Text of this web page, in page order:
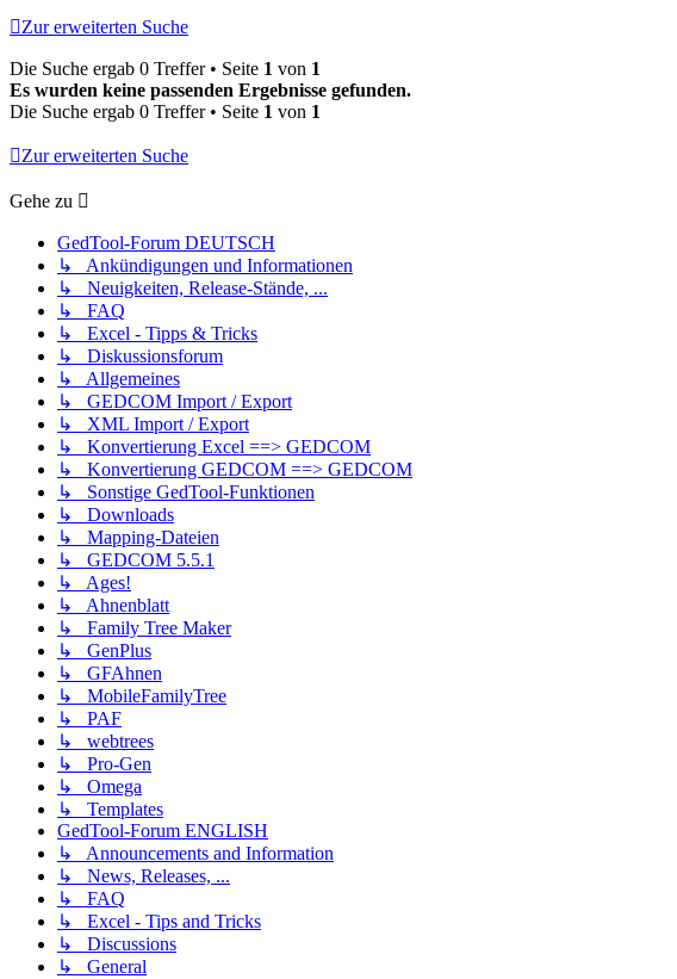
Zur erweiterten Suche
Die Suche ergab 0 Treffer • Seite 1 von 1
Es wurden keine passenden Ergebnisse gefunden.
Die Suche ergab 0 Treffer • Seite 1 von 1
Zur erweiterten Suche
Gehe zu
GedTool-Forum DEUTSCH
↳ Ankündigungen und Informationen
↳ Neuigkeiten, Release-Stände, ...
↳ FAQ
↳ Excel - Tipps & Tricks
↳ Diskussionsforum
↳ Allgemeines
↳ GEDCOM Import / Export
↳ XML Import / Export
↳ Konvertierung Excel ==> GEDCOM
↳ Konvertierung GEDCOM ==> GEDCOM
↳ Sonstige GedTool-Funktionen
↳ Downloads
↳ Mapping-Dateien
↳ GEDCOM 5.5.1
↳ Ages!
↳ Ahnenblatt
↳ Family Tree Maker
↳ GenPlus
↳ GFAhnen
↳ MobileFamilyTree
↳ PAF
↳ webtrees
↳ Pro-Gen
↳ Omega
↳ Templates
GedTool-Forum ENGLISH
↳ Announcements and Information
↳ News, Releases, ...
↳ FAQ
↳ Excel - Tips and Tricks
↳ Discussions
↳ General